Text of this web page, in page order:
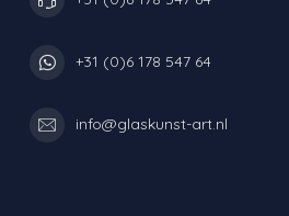
+31 (0)6 178 547 64
info@glaskunst-art.nl